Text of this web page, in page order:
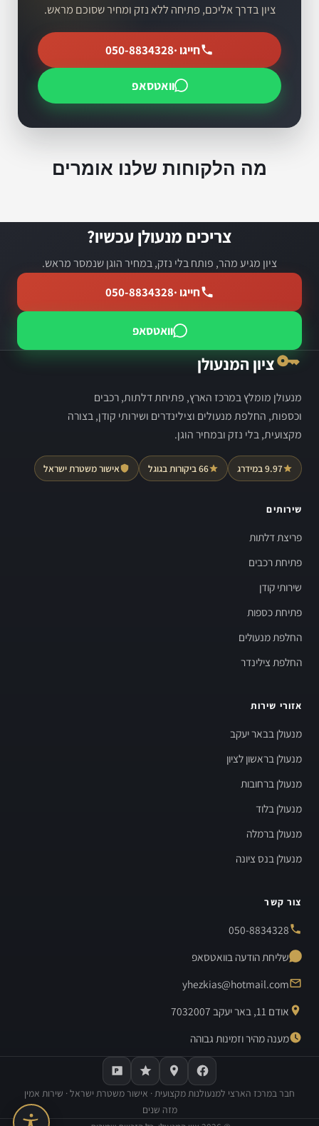
ציון בדרך אליכם, פתיחה ללא נזק ומחיר שסוכם מראש.
חייגו ·050-8834328
וואטסאפ
מה הלקוחות שלנו אומרים
צריכים מנעולן עכשיו?
ציון מגיע מהר, פותח בלי נזק, במחיר הוגן שנמסר מראש.
חייגו ·050-8834328
וואטסאפ
ציון המנעולן
מנעולן מומלץ במרכז הארץ, פתיחת דלתות, רכבים
וכספות, החלפת מנעולים וצילינדרים ושירותי קודן, בצורה
מקצועית, בלי נזק ובמחיר הוגן.
9.97 במידרג 66 ביקורות בגוגל אישור משטרת ישראל
שירותים
פריצת דלתות
פתיחת רכבים
שירותי קודן
פתיחת כספות
החלפת מנעולים
החלפת צילינדר
אזורי שירות
מנעולן בבאר יעקב
מנעולן בראשון לציון
מנעולן ברחובות
מנעולן בלוד
מנעולן ברמלה
מנעולן בנס ציונה
צור קשר
050-8834328
שליחת הודעה בוואטסאפ
yhezkias@hotmail.com
אודם 11, באר יעקב 7032007
מענה מהיר וזמינות גבוהה
חבר במרכז הארצי למנעולנות מקצועית · אישור משטרת ישראל · שירות אמין
מזה שנים